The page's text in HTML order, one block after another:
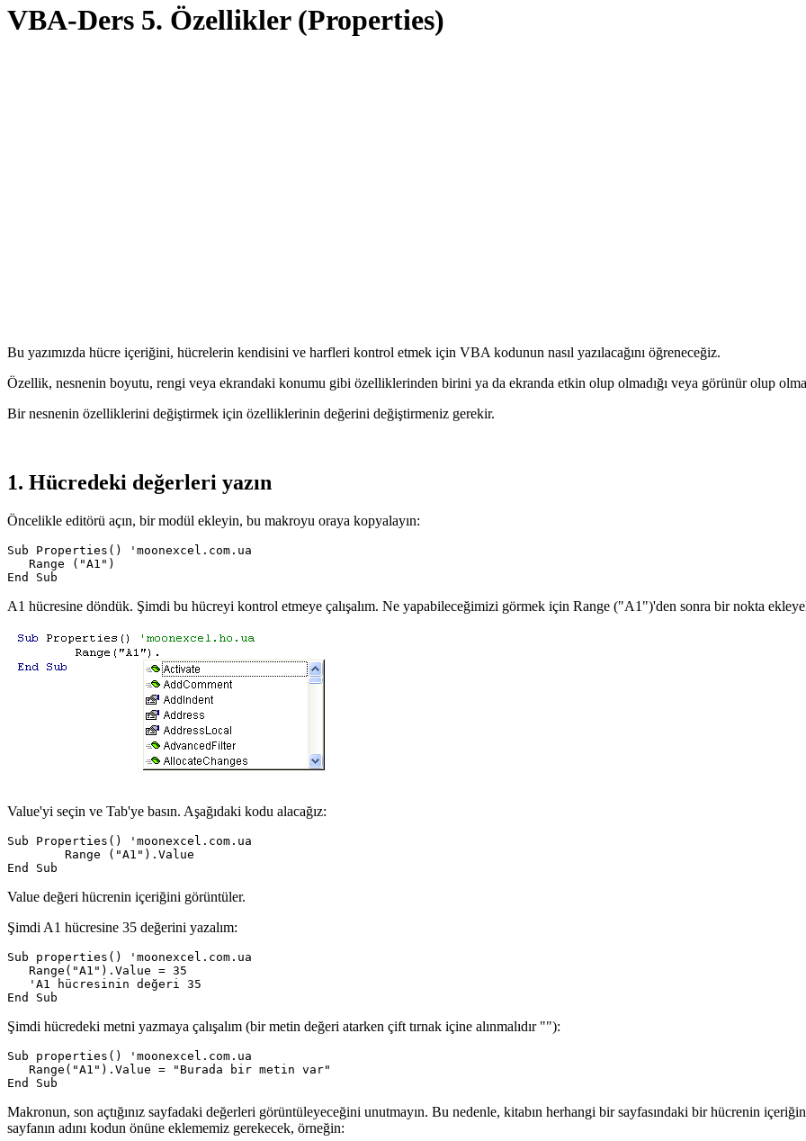
VBA-Ders 5. Özellikler (Properties)
Bu yazımızda hücre içeriğini, hücrelerin kendisini ve harfleri kontrol etmek için VBA kodunun nasıl yazılacağını öğreneceğiz.
Özellik, nesnenin boyutu, rengi veya ekrandaki konumu gibi özelliklerinden birini ya da ekranda etkin olup olmadığı veya görünür olup
Bir nesnenin özelliklerini değiştirmek için özelliklerinin değerini değiştirmeniz gerekir.
1. Hücredeki değerleri yazın
Öncelikle editörü açın, bir modül ekleyin, bu makroyu oraya kopyalayın:
Sub Properties() 'moonexcel.com.ua
   Range ("A1")
A1 hücresine döndük. Şimdi bu hücreyi kontrol etmeye çalışalım. Ne yapabileceğimizi görmek için Range ("A1")'den sonra bir nokta
Value'yi seçin ve Tab'ye basın. Aşağıdaki kodu alacağız:
Sub Properties() 'moonexcel.com.ua
        Range ("A1").Value
Value değeri hücrenin içeriğini görüntüler.
Şimdi A1 hücresine 35 değerini yazalım:
Sub properties() 'moonexcel.com.ua
   Range("A1").Value = 35
   'A1 hücresinin değeri 35
Şimdi hücredeki metni yazmaya çalışalım (bir metin değeri atarken çift tırnak içine alınmalıdır ""):
Sub properties() 'moonexcel.com.ua
   Range("A1").Value = "Burada bir metin var"
Makronun, son açtığınız sayfadaki değerleri görüntüleyeceğini unutmayın. Bu nedenle, kitabın herhangi bir sayfasındaki bir hücrenin
sayfanın adını kodun önüne eklememiz gerekecek, örneğin: